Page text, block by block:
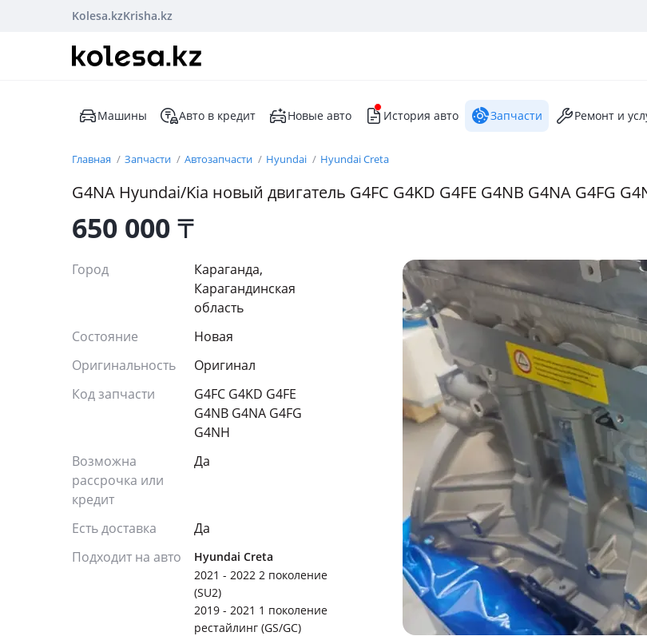
Kolesa.kzKrisha.kz
Машины Авто в кредит Новые авто История авто Запчасти Ремонт и
Главная Запчасти Автозапчасти Hyundai Hyundai Creta
G4NA Hyundai/Kia новый двигатель G4FC G4KD G4FE G4NB G4NA G4FG
650 000₸
Город
Караганда,
Карагандинская
область
Состояние
Новая
Оригинальность
Оригинал
Код запчасти
G4FC G4KD G4FE
G4NB G4NA G4FG
G4NH
Возможна
рассрочка или
кредит
Да
Есть доставка
Да
Подходит на авто
Hyundai Creta
2021 - 2022 2 поколение
(SU2)
2019 - 2021 1 поколение
рестайлинг (GS/GC)